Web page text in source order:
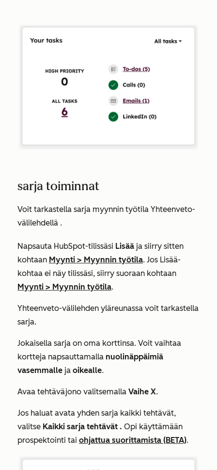
sarja toiminnat
Voit tarkastella sarja myynnin työtila Yhteenveto-
välilehdellä .
Napsauta HubSpot-tilissäsi Lisää ja siirry sitten
kohtaan Myynti > Myynnin työtila. Jos Lisää-
kohtaa ei näy tilissäsi, siirry suoraan kohtaan
Myynti > Myynnin työtila.
Yhteenveto-välilehden yläreunassa voit tarkastella
sarja.
Jokaisella sarja on oma korttinsa. Voit vaihtaa
kortteja napsauttamalla nuolinäppäimiä
vasemmalle ja oikealle.
Avaa tehtäväjono valitsemalla Vaihe X.
Jos haluat avata yhden sarja kaikki tehtävät,
valitse Kaikki sarja tehtävät . Opi käyttämään
prospektointi tai ohjattua suorittamista (BETA).